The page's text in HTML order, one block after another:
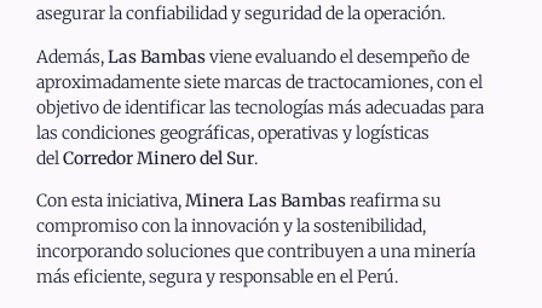
asegurar la confiabilidad y seguridad de la operación.
Además,Las Bambasviene evaluando el desempeño de
aproximadamente siete marcas de tractocamiones, con el
objetivo de identificar las tecnologías más adecuadas para
las condiciones geográficas, operativas y logísticas
delCorredor Minero del Sur.
Con esta iniciativa,Minera Las Bambasreafirma su
compromiso con la innovación y la sostenibilidad,
incorporando soluciones que contribuyen a una minería
más eficiente, segura y responsable en el Perú.